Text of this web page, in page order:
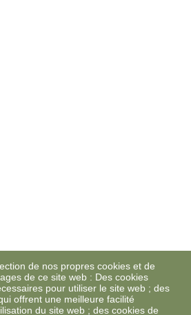
de nos propres cookies et de
de ce site web : Des cookies
pour utiliser le site web ; des
offrent une meilleure facilité
du site web ; des cookies de